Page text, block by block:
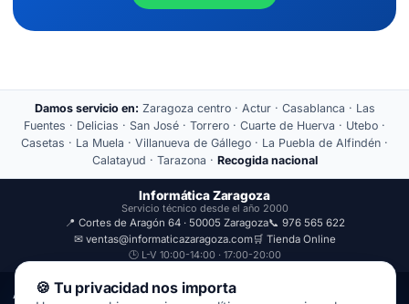
Damos servicio en: Zaragoza centro · Actur · Casablanca · Las
Fuentes · Delicias · San José · Torrero · Cuarte de Huerva · Utebo ·
Casetas · La Muela · Villanueva de Gállego · La Puebla de Alfindén ·
Calatayud · Tarazona · Recogida nacional
Informática Zaragoza
Servicio técnico desde el año 2000
📍 Cortes de Aragón 64 · 50005 Zaragoza📞 976 565 622
✉ ventas@informaticazaragoza.com🛒 Tienda Online
🕒 L-V 10:00-14:00 · 17:00-20:00
Aviso Legal Política de Privacidad
🍪 Tu privacidad nos importa